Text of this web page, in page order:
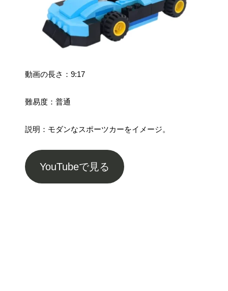
動画の長さ：9:17
難易度：普通
説明：モダンなスポーツカーをイメージ。
YouTubeで見る